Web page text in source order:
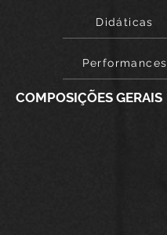
Didáticas
Performances
COMPOSIÇÕES GERAIS